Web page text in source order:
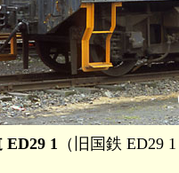
ED29 1 （旧国鉄